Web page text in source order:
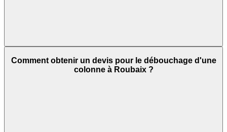
Comment obtenir un devis pour le débouchage d'une
colonne à Roubaix ?